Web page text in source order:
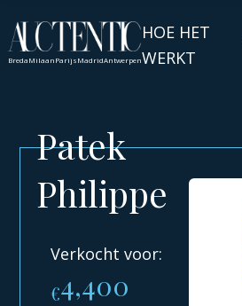
BredaMilaanParijsMadridAntwerpen
HOE HET
WERKT
Patek
Philippe
Verkocht voor:
€4,400